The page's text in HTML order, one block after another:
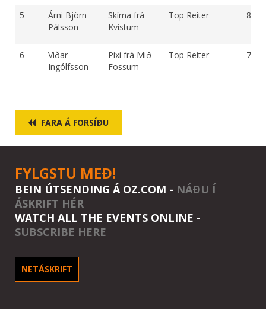
5
Árni Björn
Pálsson
Skíma frá
Kvistum
Top Reiter 8.28
6
Viðar
Ingólfsson
Pixi frá Mið-
Fossum
Top Reiter 7.89
FARA Á FORSÍÐU
FYLGSTU MEÐ!
BEIN ÚTSENDING Á OZ.COM - NÁÐU Í
ÁSKRIFT HÉR
WATCH ALL THE EVENTS ONLINE -
SUBSCRIBE HERE
NETÁSKRIFT